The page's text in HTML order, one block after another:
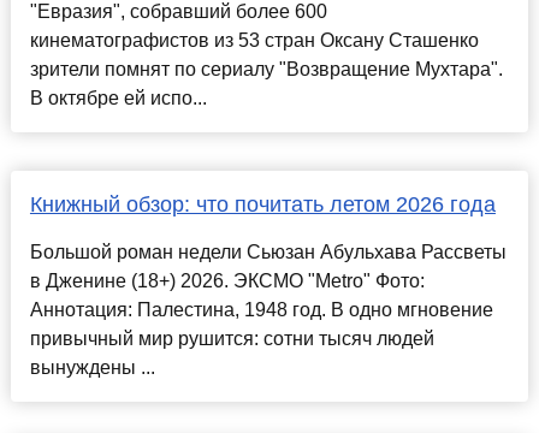
"Евразия", собравший более 600
кинематографистов из 53 стран Оксану Сташенко
зрители помнят по сериалу "Возвращение Мухтара".
В октябре ей испо...
Книжный обзор: что почитать летом 2026 года
Большой роман недели Сьюзан Абульхава Рассветы
в Дженине (18+) 2026. ЭКСМО "Metro" Фото:
Аннотация: Палестина, 1948 год. В одно мгновение
привычный мир рушится: сотни тысяч людей
вынуждены ...